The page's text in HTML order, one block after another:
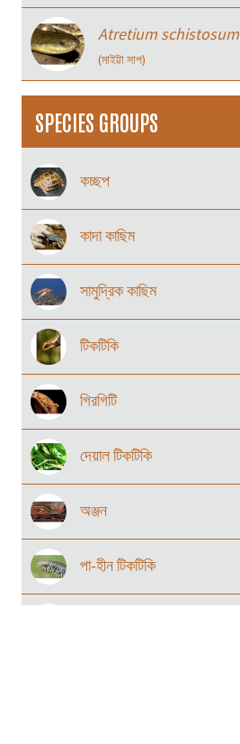
Atretium schistosum
(মাইট্টা সাপ)
SPECIES GROUPS
কচ্ছপ
কাদা কাছিম
সামুদ্রিক কাছিম
টিকটিকি
গিরগিটি
দেয়াল টিকটিকি
অঞ্জন
পা-হীন টিকটিকি